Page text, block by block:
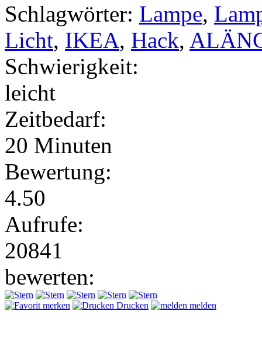
Schlagwörter: Lampe,
Licht, IKEA, Hack,
Schwierigkeit:
leicht
Zeitbedarf:
20 Minuten
Bewertung:
4.50
Aufrufe:
20841
bewerten:
merken Drucken melden